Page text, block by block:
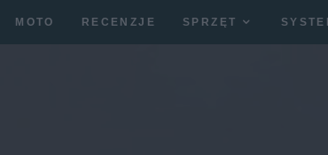
MOTO RECENZJE SPRZĘT